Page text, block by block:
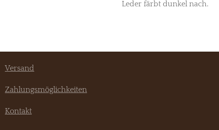
Leder färbt dunkel nach.
Versand
Zahlungsmöglichkeiten
Kontakt